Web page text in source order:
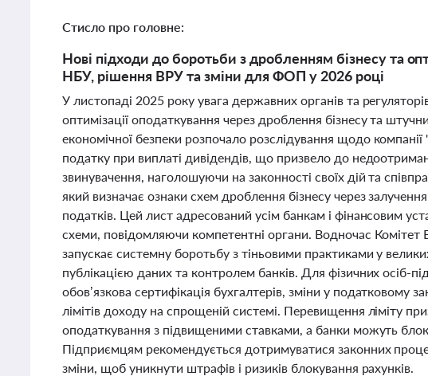
Стисло про головне:
Нові підходи до боротьби з дробленням бізнесу та
НБУ, рішення ВРУ та зміни для ФОП у 2026 році
У листопаді 2025 року увага державних органів та
оптимізації оподаткування через дроблення бізнесу та
економічної безпеки розпочало розслідування щодо
податку при виплаті дивідендів, що призвело до
звинувачення, наголошуючи на законності своїх дій та
який визначає ознаки схем дроблення бізнесу через
податків. Цей лист адресований усім банкам і фінансовим
схеми, повідомляючи компетентні органи. Водночас
запускає системну боротьбу з тіньовими практиками у
публікацією даних та контролем банків. Для фізичних осіб-
обов’язкова сертифікація бухгалтерів, зміни у
лімітів доходу на спрощеній системі. Перевищення ліміту
оподаткування з підвищеними ставками, а банки можуть
Підприємцям рекомендується дотримуватися законних
зміни, щоб уникнути штрафів і ризиків блокування рахунків.